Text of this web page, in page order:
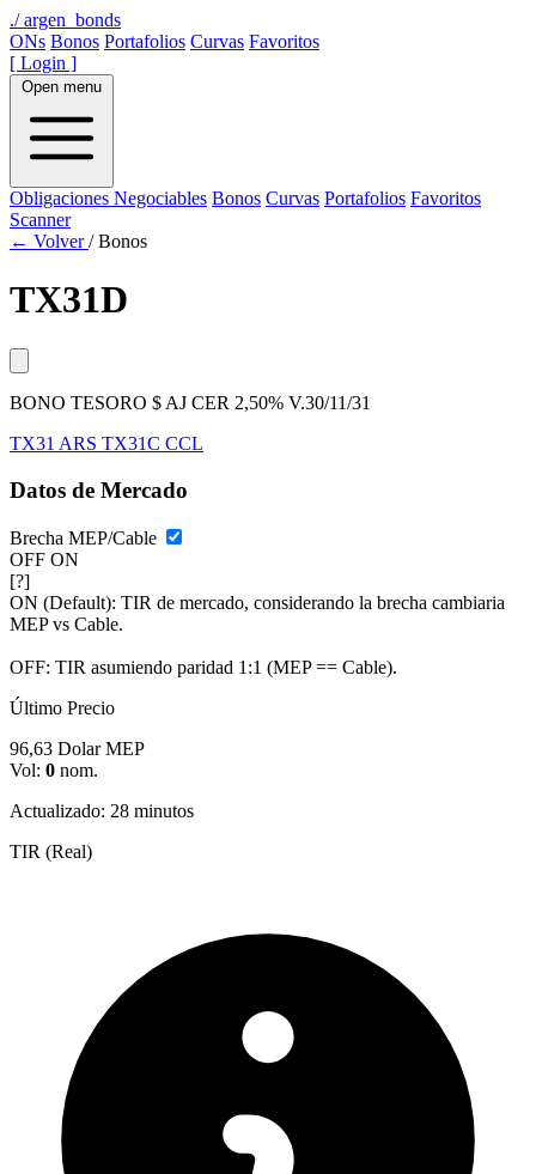
./argen_bonds
ONs Bonos Portafolios Curvas Favoritos
[ Login ]
Open menu
Obligaciones Negociables Bonos Curvas Portafolios Favoritos
Scanner
← Volver/ Bonos
TX31D
BONO TESORO $ AJ CER 2,50% V.30/11/31
TX31 ARS TX31C CCL
Datos de Mercado
Brecha MEP/Cable
OFF ON
[?]
ON (Default): TIR de mercado, considerando la brecha cambiaria
MEP vs Cable.
OFF: TIR asumiendo paridad 1:1 (MEP == Cable).
Último Precio
96,63 Dolar MEP
Vol: 0 nom.
Actualizado: 28 minutos
TIR (Real)